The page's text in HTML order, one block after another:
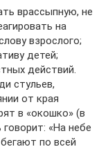
врассыпную, не
на
взрослого;
детей;
действий.
стульев,
от края
в «окошко» (в
«На небе
по всей